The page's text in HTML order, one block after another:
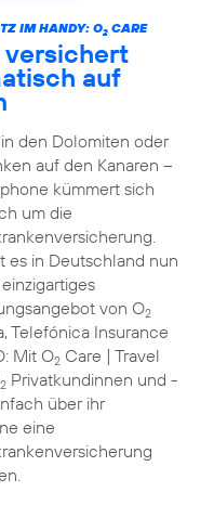
IM HANDY: O2CARE
versichert
auf
den Dolomiten oder
auf den Kanaren –
kümmert sich
um die
es in Deutschland nun
von O2
Telefónica Insurance
Mit O2Care | Travel
2Privatkundinnen und -
über ihr
eine